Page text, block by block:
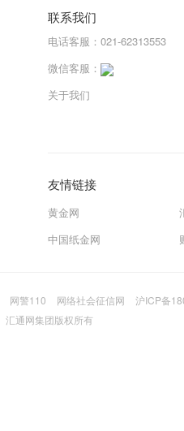
联系我们
电话客服：021-62313553
微信客服：
关于我们
友情链接
黄金网
中国纸金网
网警110 网络社会征信网
沪ICP备
汇通网集团版权所有